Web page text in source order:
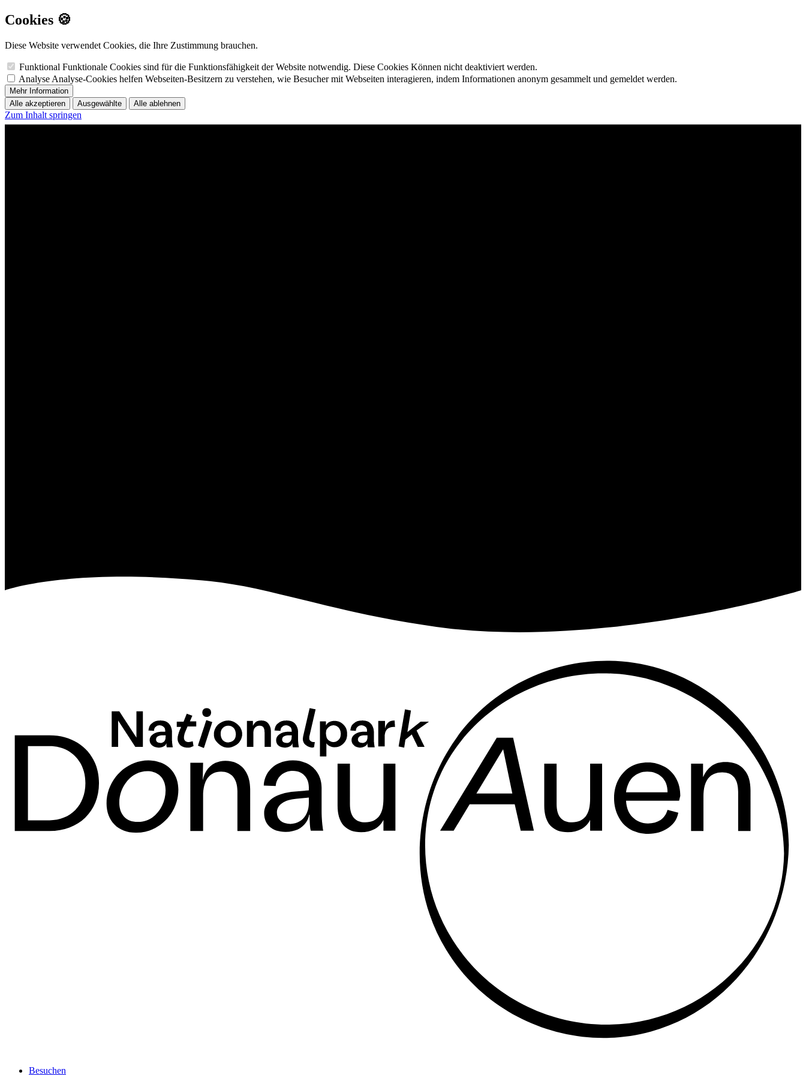
Cookies 🍪
Diese Website verwendet Cookies, die Ihre Zustimmung brauchen.
Funktional Funktionale Cookies sind für die Funktionsfähigkeit der Website notwendig. Diese Cookies Können nicht deaktiviert werden.
Analyse Analyse-Cookies helfen Webseiten-Besitzern zu verstehen, wie Besucher mit Webseiten interagieren, indem Informationen anonym gesammelt und gemeldet werden.
Mehr Information
Alle akzeptieren
Ausgewählte Alle ablehnen
Zum Inhalt springen
Besuchen